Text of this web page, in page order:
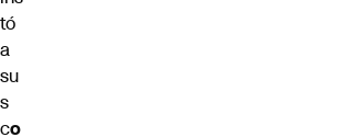
tó
a
su
s
co